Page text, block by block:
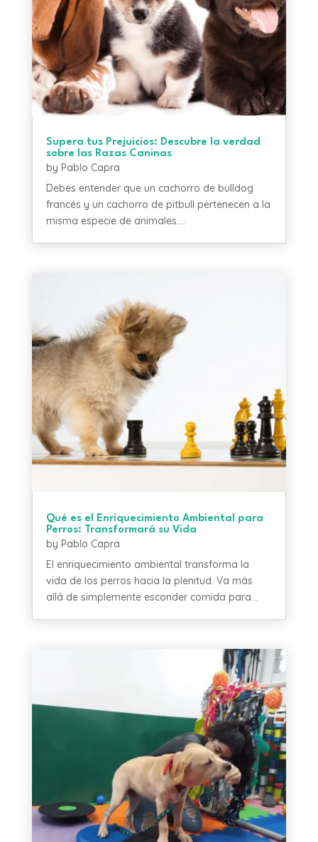
Supera tus Prejuicios: Descubre la verdad
sobre las Razas Caninas
by Pablo Capra
Debes entender que un cachorro de bulldog
francés y un cachorro de pitbull pertenecen a la
misma especie de animales....
Qué es el Enriquecimiento Ambiental para
Perros: Transformará su Vida
by Pablo Capra
El enriquecimiento ambiental transforma la
vida de los perros hacia la plenitud. Va más
allá de simplemente esconder comida para...